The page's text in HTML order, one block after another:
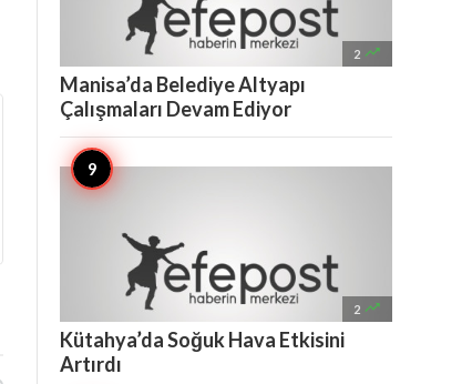
2 
Manisa’da Belediye Altyapı
Çalışmaları Devam Ediyor
2 
Kütahya’da Soğuk Hava Etkisini
Artırdı